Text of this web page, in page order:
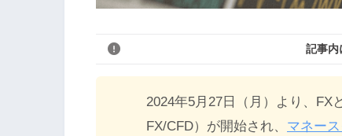
記事内
2024年5月27日（月）より、FX
FX/CFD）が開始され、 マネー